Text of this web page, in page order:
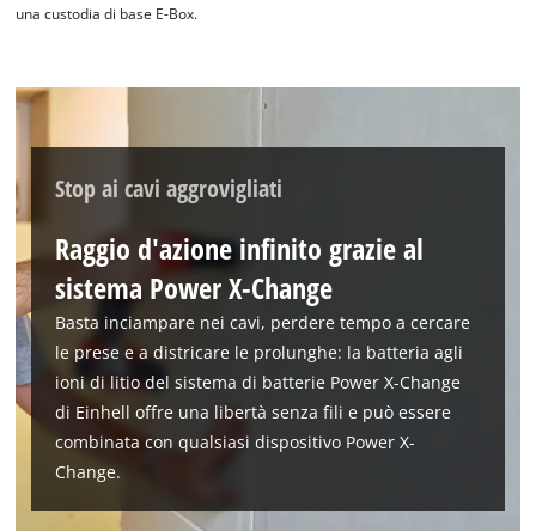
una custodia di base E-Box.
Stop ai cavi aggrovigliati
Raggio d'azione infinito grazie al
sistema Power X-Change
Basta inciampare nei cavi, perdere tempo a cercare
le prese e a districare le prolunghe: la batteria agli
ioni di litio del sistema di batterie Power X-Change
di Einhell offre una libertà senza fili e può essere
combinata con qualsiasi dispositivo Power X-
Change.